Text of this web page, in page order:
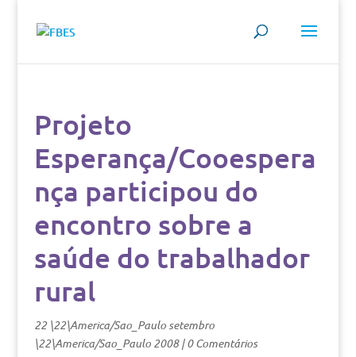
Projeto
Esperança/Cooespera
nça participou do
encontro sobre a
saúde do trabalhador
rural
22 \22\America/Sao_Paulo setembro
\22\America/Sao_Paulo 2008|0 Comentários